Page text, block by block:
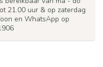
21.00 uur & op zaterdag
en WhatsApp op